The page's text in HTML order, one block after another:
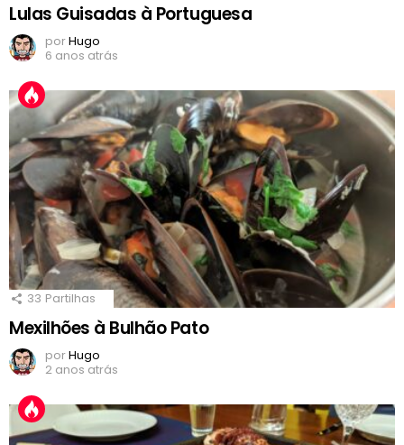
Lulas Guisadas à Portuguesa
porHugo
6 anos atrás
33 Partilhas
Mexilhões à Bulhão Pato
porHugo
2 anos atrás